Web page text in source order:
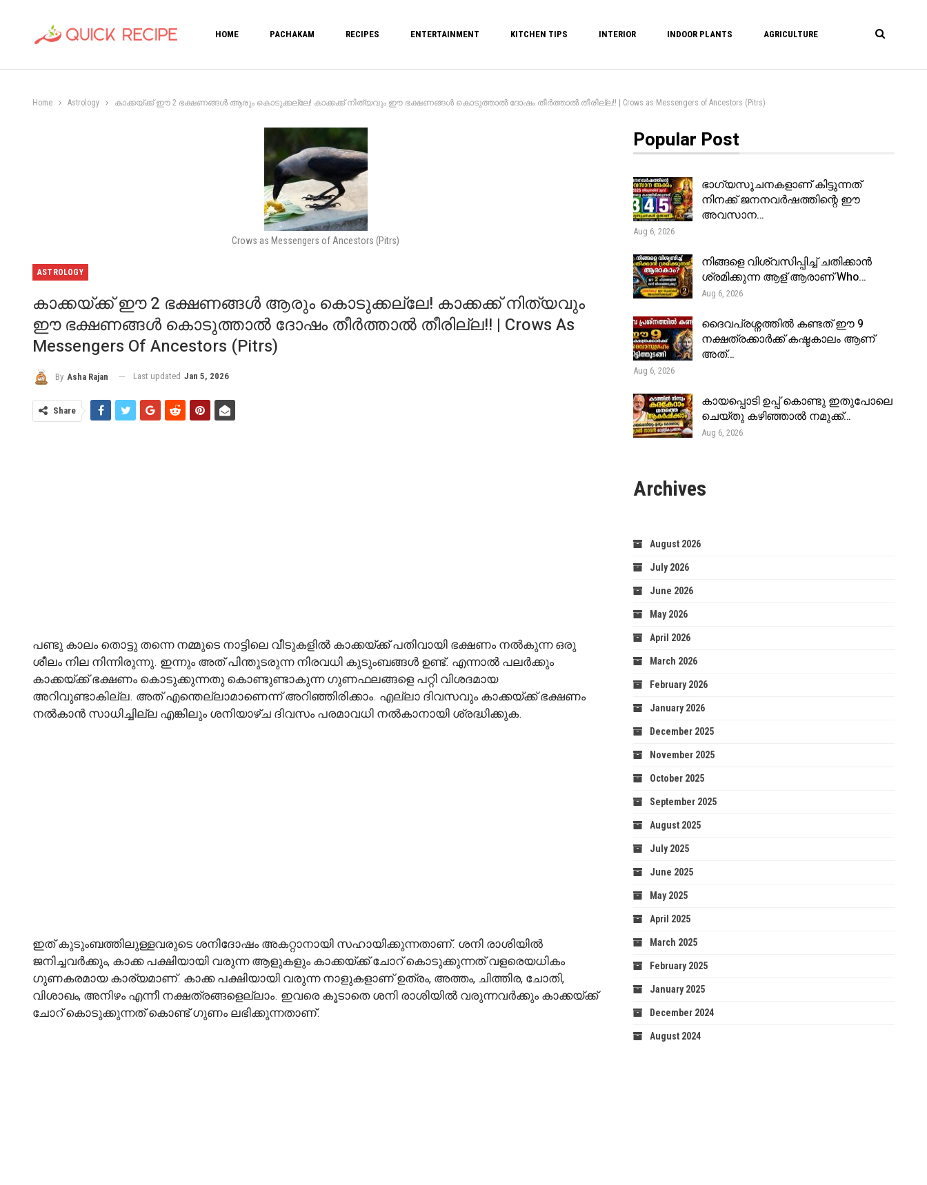
HOME PACHAKAM RECIPES ENTERTAINMENT KITCHEN TIPS INTERIOR INDOOR PLANTS AGRICULTURE
Home Astrology കാക്കയ്ക്ക് ഈ 2 ഭക്ഷണങ്ങൾ ആരും കൊടുക്കല്ലേ! കാക്കക്ക്‌ നിത്യവും ഈ ഭക്ഷണങ്ങൾ കൊടുത്താൽ ദോഷം തീർത്താൽ തീരില്ല!! | Crows as Messengers of Ancestors (Pitrs)
Crows as Messengers of Ancestors (Pitrs)
ASTROLOGY
കാക്കയ്ക്ക് ഈ 2 ഭക്ഷണങ്ങൾ ആരും കൊടുക്കല്ലേ! കാക്കക്ക്‌ നിത്യവും
ഈ ഭക്ഷണങ്ങൾ കൊടുത്താൽ ദോഷം തീർത്താൽ തീരില്ല!! | Crows As
Messengers Of Ancestors (Pitrs)
By Asha Rajan Last updated Jan 5, 2026
Share
പണ്ടു കാലം തൊട്ടു തന്നെ നമ്മുടെ നാട്ടിലെ വീടുകളിൽ കാക്കയ്ക്ക് പതിവായി ഭക്ഷണം നൽകുന്ന ഒരു
ശീലം നില നിന്നിരുന്നു. ഇന്നും അത് പിന്തുടരുന്ന നിരവധി കുടുംബങ്ങൾ ഉണ്ട്. എന്നാൽ പലർക്കും
കാക്കയ്ക്ക് ഭക്ഷണം കൊടുക്കുന്നതു കൊണ്ടുണ്ടാകുന്ന ഗുണഫലങ്ങളെ പറ്റി വിശദമായ
അറിവുണ്ടാകില്ല. അത് എന്തെല്ലാമാണെന്ന് അറിഞ്ഞിരിക്കാം. എല്ലാ ദിവസവും കാക്കയ്ക്ക് ഭക്ഷണം
നൽകാൻ സാധിച്ചില്ല എങ്കിലും ശനിയാഴ്ച ദിവസം പരമാവധി നൽകാനായി ശ്രദ്ധിക്കുക.
ഇത് കുടുംബത്തിലുള്ളവരുടെ ശനിദോഷം അകറ്റാനായി സഹായിക്കുന്നതാണ്. ശനി രാശിയിൽ
ജനിച്ചവർക്കും, കാക്ക പക്ഷിയായി വരുന്ന ആളുകളും കാക്കയ്ക്ക് ചോറ് കൊടുക്കുന്നത് വളരെയധികം
ഗുണകരമായ കാര്യമാണ്. കാക്ക പക്ഷിയായി വരുന്ന നാളുകളാണ് ഉത്രം, അത്തം, ചിത്തിര, ചോതി,
വിശാഖം, അനിഴം എന്നീ നക്ഷത്രങ്ങളെല്ലാം. ഇവരെ കൂടാതെ ശനി രാശിയിൽ വരുന്നവർക്കും കാക്കയ്ക്ക്
ചോറ് കൊടുക്കുന്നത് കൊണ്ട് ഗുണം ലഭിക്കുന്നതാണ്.
Popular Post
ഭാഗ്യസൂചനകളാണ് കിട്ടുന്നത്
നിനക്ക് ജനനവർഷത്തിന്റെ ഈ
അവസാന…
Aug 6, 2026
നിങ്ങളെ വിശ്വസിപ്പിച്ച് ചതിക്കാൻ
ശ്രമിക്കുന്ന ആള് ആരാണ് Who…
Aug 6, 2026
ദൈവപ്രശ്നത്തിൽ കണ്ടത് ഈ 9
നക്ഷത്രക്കാർക്ക് കഷ്ടകാലം ആണ്
അത്…
Aug 6, 2026
കായപ്പൊടി ഉപ്പ് കൊണ്ടു ഇതുപോലെ
ചെയ്തു കഴിഞ്ഞാൽ നമുക്ക്…
Aug 6, 2026
Archives
August 2026
July 2026
June 2026
May 2026
April 2026
March 2026
February 2026
January 2026
December 2025
November 2025
October 2025
September 2025
August 2025
July 2025
June 2025
May 2025
April 2025
March 2025
February 2025
January 2025
December 2024
August 2024